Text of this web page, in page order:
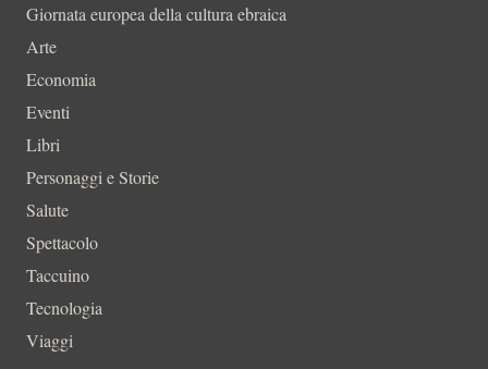
Giornata europea della cultura ebraica
Arte
Economia
Eventi
Libri
Personaggi e Storie
Salute
Spettacolo
Taccuino
Tecnologia
Viaggi